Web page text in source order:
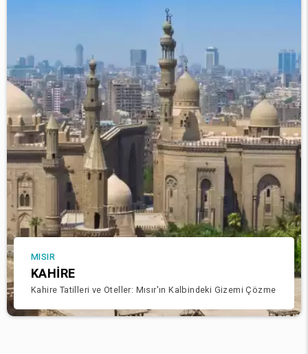
MISIR
KAHIRE
Kahire Tatilleri ve Oteller: Mısır'ın Kalbindeki Gizemi Çözme